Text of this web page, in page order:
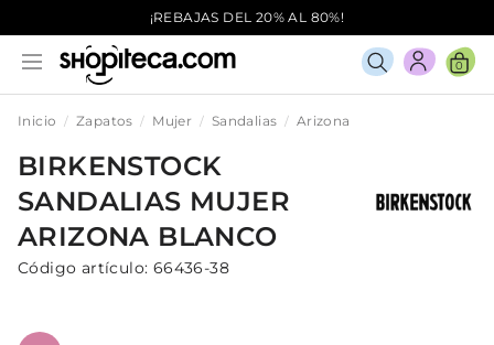
¡REBAJAS DEL 20% AL 80%!
0
Inicio Zapatos Mujer Sandalias Arizona
BIRKENSTOCK
SANDALIAS MUJER
ARIZONA BLANCO
Código artículo: 66436-38